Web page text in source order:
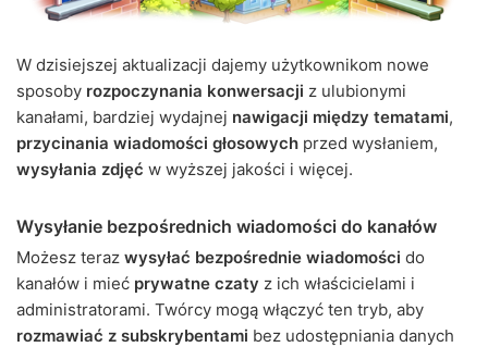
W dzisiejszej aktualizacji dajemy użytkownikom nowe
sposoby rozpoczynania konwersacji z ulubionymi
kanałami, bardziej wydajnej nawigacji między tematami,
przycinania wiadomości głosowych przed wysłaniem,
wysyłania zdjęć w wyższej jakości i więcej.
Wysyłanie bezpośrednich wiadomości do kanałów
Możesz teraz wysyłać bezpośrednie wiadomości do
kanałów i mieć prywatne czaty z ich właścicielami i
administratorami. Twórcy mogą włączyć ten tryb, aby
rozmawiać z subskrybentami bez udostępniania danych